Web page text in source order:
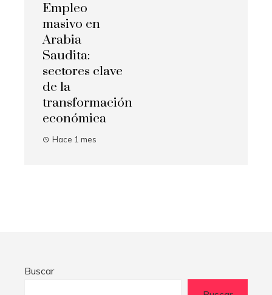
Empleo
masivo en
Arabia
Saudita:
sectores clave
de la
transformación
económica
Hace 1 mes
Buscar